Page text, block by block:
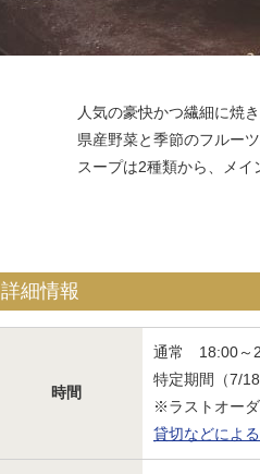
人気の豪快かつ繊細に焼
県産野菜と季節のフルー
スープは2種類から、メ
詳細情報
時間
通常 18:00～
特定期間（7/
※ラストオー
貸切などによ